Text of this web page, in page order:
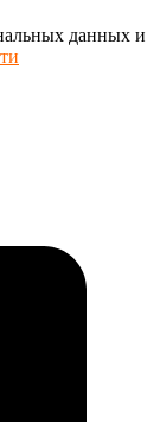
данных и